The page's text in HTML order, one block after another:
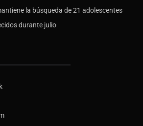
la búsqueda de 21 adolescentes
durante julio